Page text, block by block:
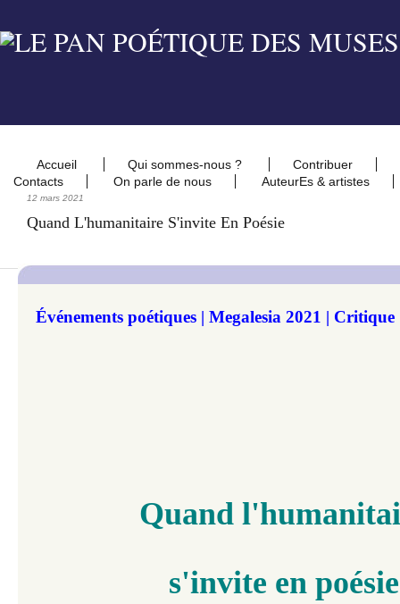
Accueil Qui sommes-nous ?
Contribuer
Contacts
On parle de nous AuteurEs & artistes
12 mars 2021
Quand L'humanitaire S'invite En Poésie
Événements poétiques | Megalesia 2021 |
Quand
s'invite en poésie